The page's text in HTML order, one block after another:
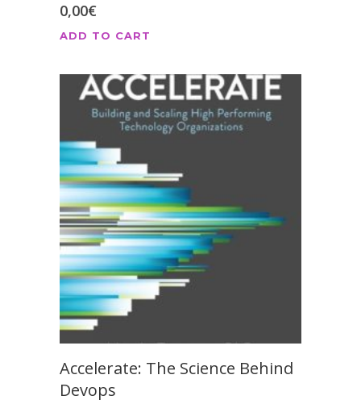
0,00€
ADD TO CART
Accelerate: The Science Behind
Devops